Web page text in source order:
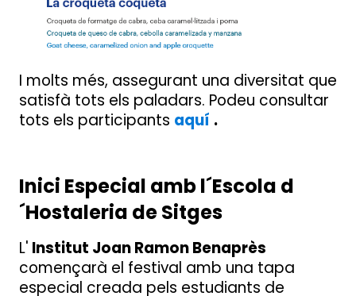
I molts més, assegurant una diversitat que
satisfà tots els paladars. Podeu consultar
tots els participants aquí .
Inici Especial amb l´Escola d
´Hostaleria de Sitges
L' Institut Joan Ramon Benaprès
començarà el festival amb una tapa
especial creada pels estudiants de